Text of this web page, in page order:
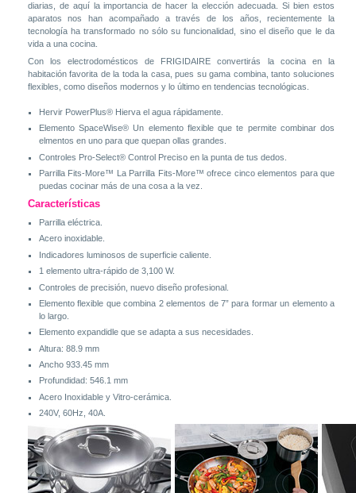
diarias, de aquí la importancia de hacer la elección adecuada. Si bien estos
aparatos nos han acompañado a través de los años, recientemente la
tecnología ha transformado no sólo su funcionalidad, sino el diseño que le da
vida a una cocina.
Con los electrodomésticos de FRIGIDAIRE convertirás la cocina en la
habitación favorita de la toda la casa, pues su gama combina, tanto soluciones
flexibles, como diseños modernos y lo último en tendencias tecnológicas.
Hervir PowerPlus® Hierva el agua rápidamente.
Elemento SpaceWise®Un elemento flexible que te permite combinar dos
elmentos en uno para que quepan ollas grandes.
Controles Pro-Select® Control Preciso en la punta de tus dedos.
Parrilla Fits-More™ La Parrilla Fits-More™ ofrece cinco elementos para que
puedas cocinar más de una cosa a la vez.
Características
Parrilla eléctrica.
Acero inoxidable.
Indicadores luminosos de superficie caliente.
1 elemento ultra-rápido de 3,100 W.
Controles de precisión, nuevo diseño profesional.
Elemento flexible que combina 2 elementos de 7” para formar un elemento a
lo largo.
Elemento expandidle que se adapta a sus necesidades.
Altura: 88.9 mm
Ancho 933.45 mm
Profundidad: 546.1 mm
Acero Inoxidable y Vitro-cerámica.
240V, 60Hz, 40A.